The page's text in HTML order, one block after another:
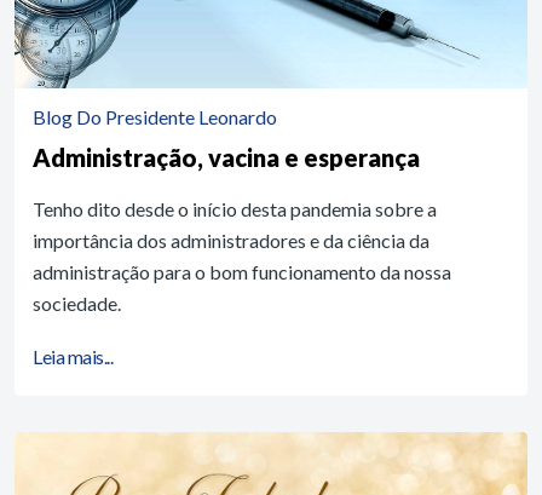
Blog Do Presidente Leonardo
Administração, vacina e esperança
Tenho dito desde o início desta pandemia sobre a
importância dos administradores e da ciência da
administração para o bom funcionamento da nossa
sociedade.
Leia mais...